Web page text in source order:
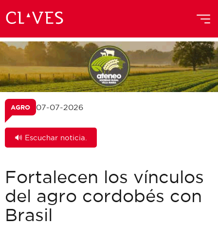
AGRO 07-07-2026
🔊 Escuchar noticia.
Fortalecen los vínculos
del agro cordobés con
Brasil